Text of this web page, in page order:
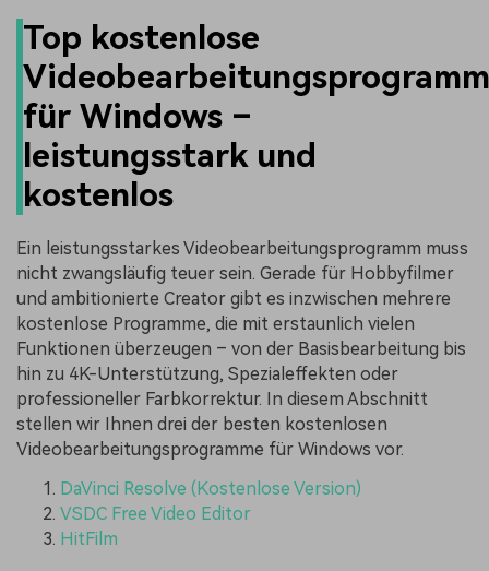
Top kostenlose
für Windows –
leistungsstark und
kostenlos
Ein leistungsstarkes Videobearbeitungsprogramm muss
nicht zwangsläufig teuer sein. Gerade für Hobbyfilmer
und ambitionierte Creator gibt es inzwischen mehrere
kostenlose Programme, die mit erstaunlich vielen
Funktionen überzeugen – von der Basisbearbeitung bis
hin zu 4K-Unterstützung, Spezialeffekten oder
professioneller Farbkorrektur. In diesem Abschnitt
stellen wir Ihnen drei der besten kostenlosen
Videobearbeitungsprogramme für Windows vor.
DaVinci Resolve (Kostenlose Version)
VSDC Free Video Editor
HitFilm